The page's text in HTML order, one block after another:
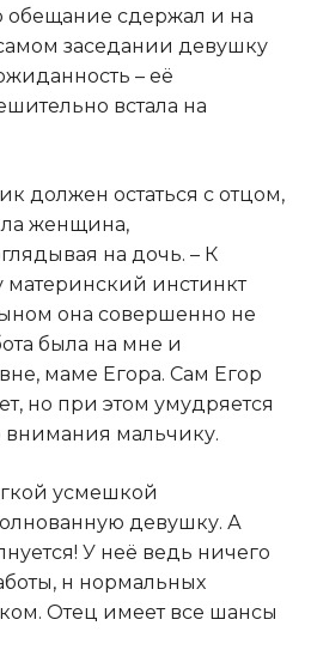
обещание сдержал и на
заседании девушку
– её
встала на
должен остаться с отцом,
женщина,
на дочь. – К
инстинкт
она совершенно не
была на мне и
маме Егора. Сам Егор
но при этом умудряется
внимания мальчику.
усмешкой
девушку. А
У неё ведь ничего
н нормальных
Отец имеет все шансы